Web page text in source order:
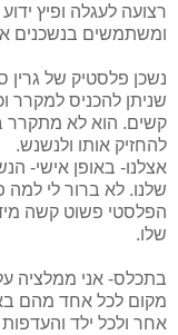
רצועה לעגלה ופיץ
ומשתמשים בנשכנים
נשכן פלסטיק של
שניתן להכניס למקרר
קשים. הוא לא מתקרר
להחזיק אותו ולנשנש.
שלנו. לא ברור לי
הפלסטי פשוט קשה
שלו.
בתכלס- אני ממלציה
מקום לכל אחד מהם
אחר ולכל ילד